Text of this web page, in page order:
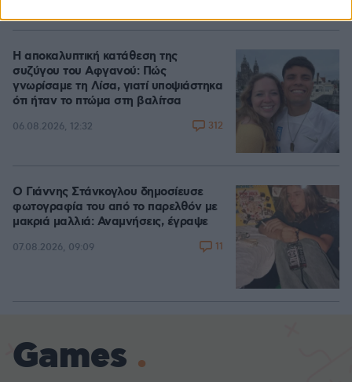
Η αποκαλυπτική κατάθεση της
συζύγου του Αφγανού: Πώς
γνωρίσαμε τη Λίσα, γιατί υποψιάστηκα
ότι ήταν το πτώμα στη βαλίτσα
06.08.2026, 12:32 312
Ο Γιάννης Στάνκογλου δημοσίευσε
φωτογραφία του από το παρελθόν με
μακριά μαλλιά: Αναμνήσεις, έγραψε
07.08.2026, 09:09 11
Games